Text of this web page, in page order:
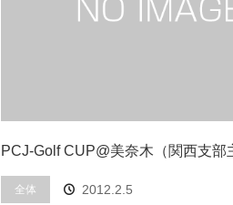
PCJ-Golf CUP@美奈木（関西支部
全体 2012.2.5